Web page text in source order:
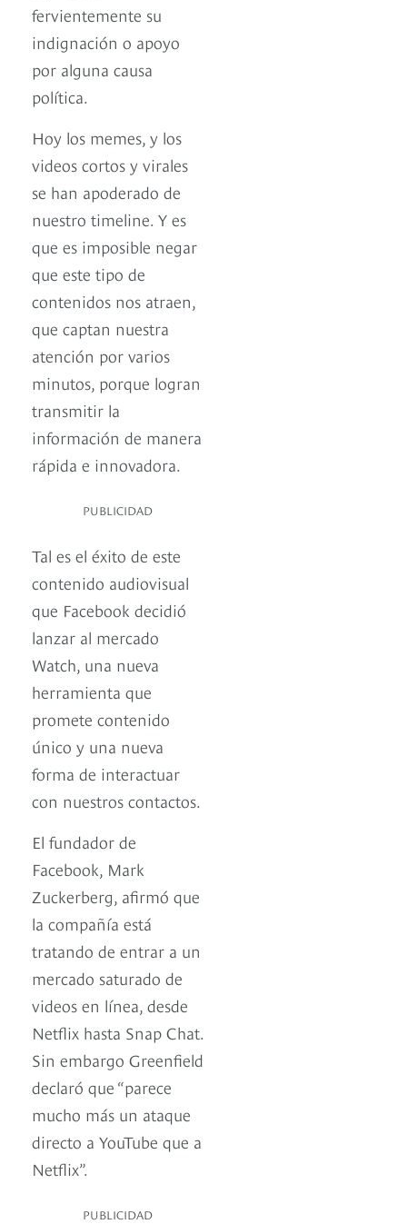
fervientemente su
indignación o apoyo
por alguna causa
política.
Hoy los memes, y los
videos cortos y virales
se han apoderado de
nuestro timeline. Y es
que es imposible negar
que este tipo de
contenidos nos atraen,
que captan nuestra
atención por varios
minutos, porque logran
transmitir la
información de manera
rápida e innovadora.
PUBLICIDAD
Tal es el éxito de este
contenido audiovisual
que Facebook decidió
lanzar al mercado
Watch, una nueva
herramienta que
promete contenido
único y una nueva
forma de interactuar
con nuestros contactos.
El fundador de
Facebook, Mark
Zuckerberg, afirmó que
la compañía está
tratando de entrar a un
mercado saturado de
videos en línea, desde
Netflix hasta Snap Chat.
Sin embargo Greenfield
declaró que “parece
mucho más un ataque
directo a YouTube que a
Netflix”.
PUBLICIDAD